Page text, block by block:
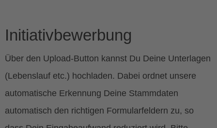
Initiativbewerbung
Über den Upload-Button kannst Du Deine Unterlagen
(Lebenslauf etc.) hochladen. Dabei ordnet unsere
automatische Erkennung Deine Stammdaten
automatisch den richtigen Formularfeldern zu, so